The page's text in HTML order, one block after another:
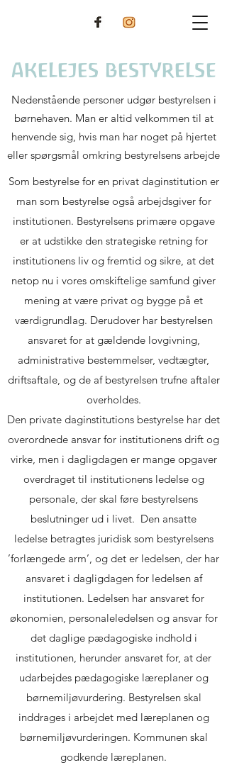
AKELEJES BESTYRELSE
Nedenstående personer udgør bestyrelsen i
børnehaven. Man er altid velkommen til at
henvende sig, hvis man har noget på hjertet
eller spørgsmål omkring bestyrelsens arbejde
Som bestyrelse for en privat daginstitution er
man som bestyrelse også arbejdsgiver for
institutionen. Bestyrelsens primære opgave
er at udstikke den strategiske retning for
institutionens liv og fremtid og sikre, at det
netop nu i vores omskiftelige samfund giver
mening at være privat og bygge på et
værdigrundlag. Derudover har bestyrelsen
ansvaret for at gældende lovgivning,
administrative bestemmelser, vedtægter,
driftsaftale, og de af bestyrelsen trufne aftaler
overholdes.
Den private daginstitutions bestyrelse har det
overordnede ansvar for institutionens drift og
virke, men i dagligdagen er mange opgaver
overdraget til institutionens ledelse og
personale, der skal føre bestyrelsens
beslutninger ud i livet. Den ansatte
ledelse betragtes juridisk som bestyrelsens
’forlængede arm’, og det er ledelsen, der har
ansvaret i dagligdagen for ledelsen af
institutionen. Ledelsen har ansvaret for
økonomien, personaleledelsen og ansvar for
det daglige pædagogiske indhold i
institutionen, herunder ansvaret for, at der
udarbejdes pædagogiske læreplaner og
børnemiljøvurdering. Bestyrelsen skal
inddrages i arbejdet med læreplanen og
børnemiljøvurderingen. Kommunen skal
godkende læreplanen.